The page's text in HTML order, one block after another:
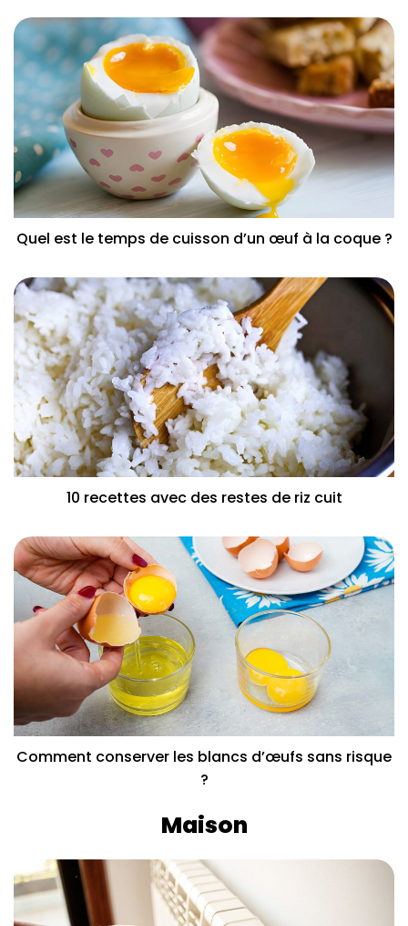
Quel est le temps de cuisson d’un œuf à la coque ?
10 recettes avec des restes de riz cuit
Comment conserver les blancs d’œufs sans risque
?
Maison